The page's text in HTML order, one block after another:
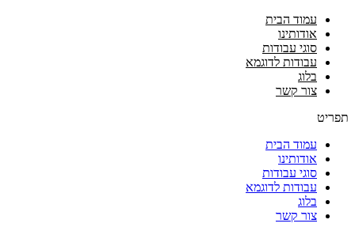
עמוד הבית
אודותינו
סוגי עבודות
עבודות לדוגמא
בלוג
צור קשר
תפריט
עמוד הבית
אודותינו
סוגי עבודות
עבודות לדוגמא
בלוג
צור קשר